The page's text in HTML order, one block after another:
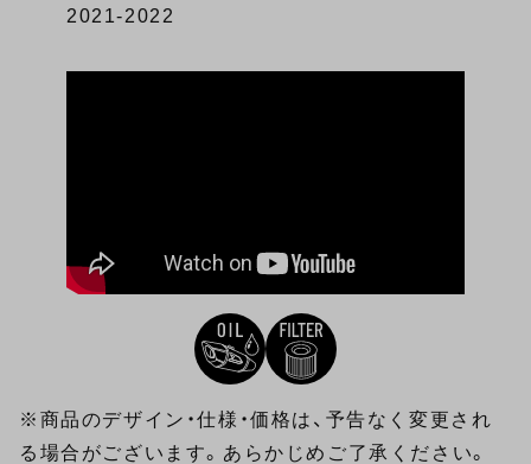
2021-2022
※商品のデザイン・仕様・価格は、予告なく変更され
る場合がございます。あらかじめご了承ください。